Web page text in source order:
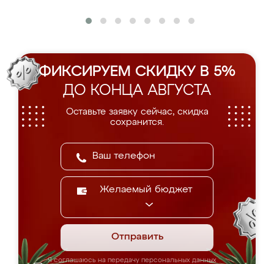
ФИКСИРУЕМ СКИДКУ В 5%
ДО КОНЦА АВГУСТА
Оставьте заявку сейчас, скидка
сохранится.
Желаемый бюджет
Отправить
Я соглашаюсь на передачу персональных данных